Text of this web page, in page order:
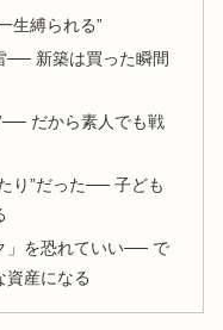
生縛られる”
── 新築は買った瞬間
だから素人でも戦
り”だった── 子ども
」を恐れていい── で
資産になる